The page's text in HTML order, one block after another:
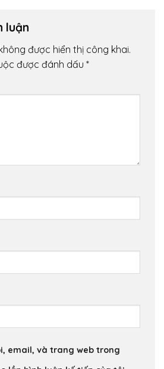
luận
được hiển thị công khai.
được đánh dấu *
email, và trang web trong